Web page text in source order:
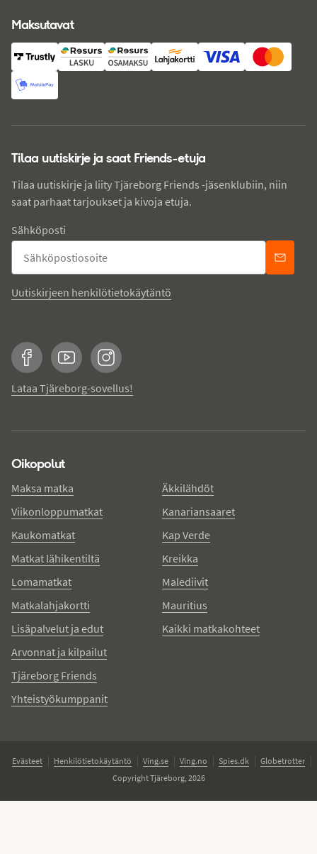
Maksutavat
Tilaa uutiskirje ja saat Friends-etuja
Tilaa uutiskirje ja liity Tjäreborg Friends -jäsenklubiin, niin
saat parhaat tarjoukset ja kivoja etuja.
Sähköposti
Uutiskirjeen henkilötietokäytäntö
FacebookYouTubeInstagram
Lataa Tjäreborg-sovellus!
Oikopolut
Maksa matka
Viikonloppumatkat
Kaukomatkat
Matkat lähikentiltä
Lomamatkat
Matkalahjakortti
Lisäpalvelut ja edut
Arvonnat ja kilpailut
Tjäreborg Friends
Yhteistyökumppanit
Äkkilähdöt
Kanariansaaret
Kap Verde
Kreikka
Malediivit
Mauritius
Kaikki matkakohteet
Evästeet Henkilötietokäytäntö Ving.se Ving.no Spies.dk
Globetrotter
Copyright Tjäreborg, 2026